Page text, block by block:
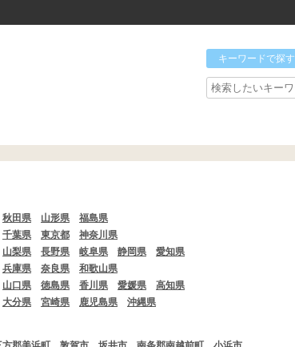
キーワードで探す
秋田県 山形県
福島県
千葉県 東京都
神奈川県
山梨県 長野県 岐阜県 静岡県
愛知県
兵庫県 奈良県
和歌山県
山口県 徳島県 香川県 愛媛県
高知県
大分県 宮崎県 鹿児島県
沖縄県